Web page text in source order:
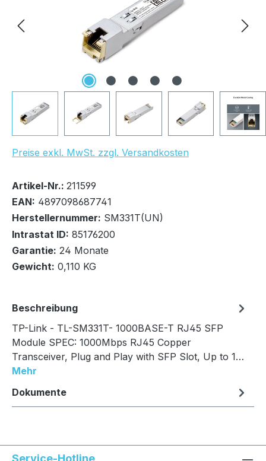
Preise exkl. MwSt. zzgl. Versandkosten
Bestand:30x
Sofort verfügbar, Lieferzeit: 1-2 Tage
In den Warenkorb
Artikel-Nr.: 211599
EAN: 4897098687741
Herstellernummer: SM331T(UN)
Intrastat ID: 85176200
Garantie: 24 Monate
Gewicht: 0,110 KG
Beschreibung
TP-Link - TL-SM331T- 1000BASE-T RJ45 SFP
Module SPEC: 1000Mbps RJ45 Copper
Transceiver, Plug and Play with SFP Slot, Up to 1…
Mehr
Dokumente
Service-Hotline